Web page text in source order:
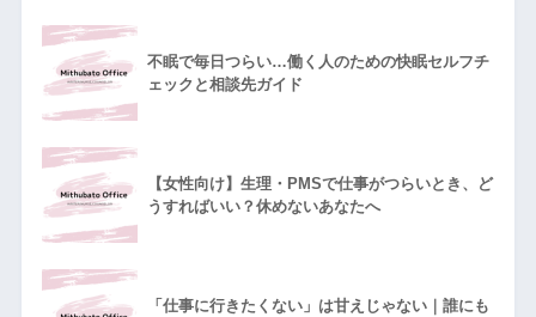
不眠で毎日つらい…働く人のための快眠セルフチ
ェックと相談先ガイド
【女性向け】生理・PMSで仕事がつらいとき、ど
うすればいい？休めないあなたへ
「仕事に行きたくない」は甘えじゃない｜誰にも